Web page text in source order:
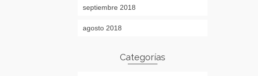
septiembre 2018
agosto 2018
Categorías